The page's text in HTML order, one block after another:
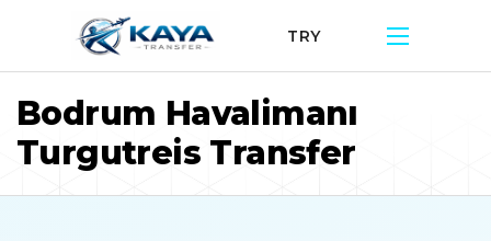
TRY
Bodrum Havalimanı
Turgutreis Transfer